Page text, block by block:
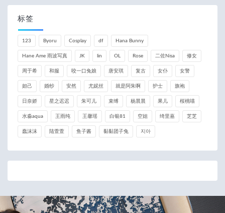
标签
123 Byoru Cosplay df Hana Bunny
Hane Ame 雨波写真 JK lin OL Rose 二佐Nisa 修女
周于希 和服 咬一口兔娘 唐安琪 复古 女仆 女警
妲己 婚纱 安然 尤妮丝 就是阿朱啊 护士 旗袍
日奈娇 星之迟迟 朱可儿 束缚 杨晨晨 果儿 桜桃喵
水淼aqua 王雨纯 王馨瑶 白银81 空姐 绮里嘉 芝芝
蠢沫沫 陆萱萱 鱼子酱 黏黏团子兔 지아